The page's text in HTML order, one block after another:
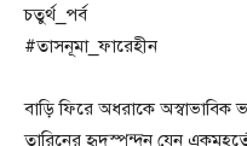
চতুর্থ_পর্ব
#তাসনূমা_ফারেহীন
বাড়ি ফিরে অধরাকে
তারিনের হৃদস্পন্দন যেন